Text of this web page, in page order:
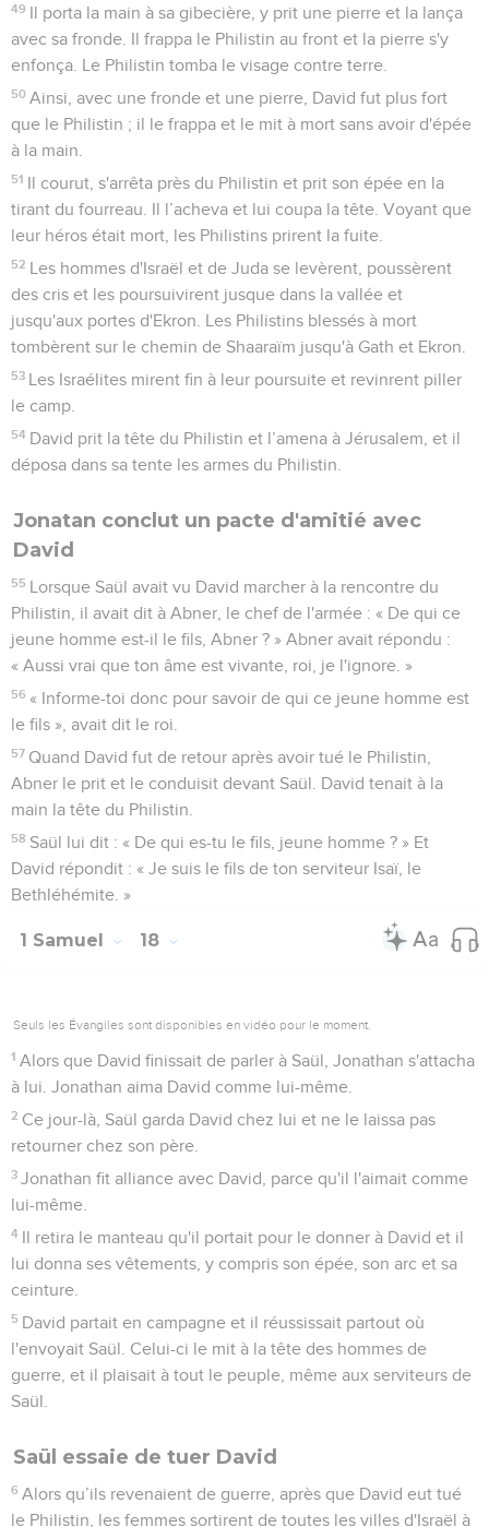
49 Il porta la main à sa gibecière, y prit une pierre et la lança
avec sa fronde. Il frappa le Philistin au front et la pierre s'y
enfonça. Le Philistin tomba le visage contre terre.
50 Ainsi, avec une fronde et une pierre, David fut plus fort
que le Philistin ; il le frappa et le mit à mort sans avoir d'épée
à la main.
51 Il courut, s'arrêta près du Philistin et prit son épée en la
tirant du fourreau. Il l’acheva et lui coupa la tête. Voyant que
leur héros était mort, les Philistins prirent la fuite.
52 Les hommes d'Israël et de Juda se levèrent, poussèrent
des cris et les poursuivirent jusque dans la vallée et
jusqu'aux portes d'Ekron. Les Philistins blessés à mort
tombèrent sur le chemin de Shaaraïm jusqu'à Gath et Ekron.
53 Les Israélites mirent fin à leur poursuite et revinrent piller
le camp.
54 David prit la tête du Philistin et l’amena à Jérusalem, et il
déposa dans sa tente les armes du Philistin.
Jonatan conclut un pacte d'amitié avec
David
55 Lorsque Saül avait vu David marcher à la rencontre du
Philistin, il avait dit à Abner, le chef de l'armée : « De qui ce
jeune homme est-il le fils, Abner ? » Abner avait répondu :
« Aussi vrai que ton âme est vivante, roi, je l'ignore. »
56 « Informe-toi donc pour savoir de qui ce jeune homme est
le fils », avait dit le roi.
57 Quand David fut de retour après avoir tué le Philistin,
Abner le prit et le conduisit devant Saül. David tenait à la
main la tête du Philistin.
58 Saül lui dit : « De qui es-tu le fils, jeune homme ? » Et
David répondit : « Je suis le fils de ton serviteur Isaï, le
Bethléhémite. »
1 Samuel 18
Seuls les Évangiles sont disponibles en vidéo pour le moment.
1 Alors que David finissait de parler à Saül, Jonathan s'attacha
à lui. Jonathan aima David comme lui-même.
2 Ce jour-là, Saül garda David chez lui et ne le laissa pas
retourner chez son père.
3 Jonathan fit alliance avec David, parce qu'il l'aimait comme
lui-même.
4 Il retira le manteau qu'il portait pour le donner à David et il
lui donna ses vêtements, y compris son épée, son arc et sa
ceinture.
5 David partait en campagne et il réussissait partout où
l'envoyait Saül. Celui-ci le mit à la tête des hommes de
guerre, et il plaisait à tout le peuple, même aux serviteurs de
Saül.
Saül essaie de tuer David
6 Alors qu’ils revenaient de guerre, après que David eut tué
le Philistin, les femmes sortirent de toutes les villes d'Israël à